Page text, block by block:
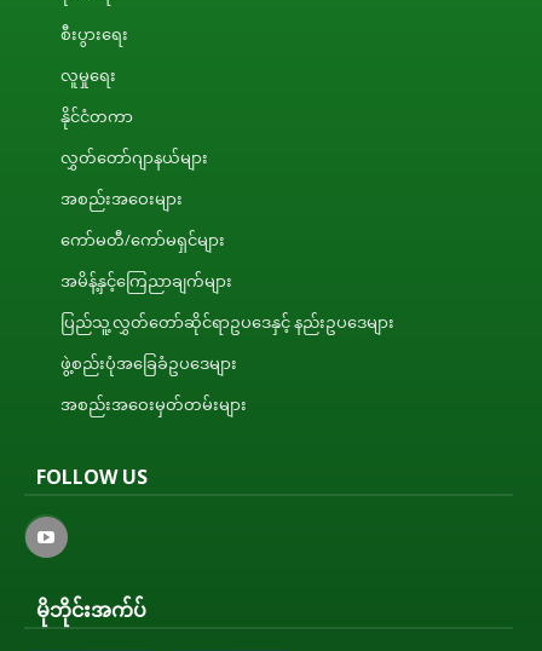
စီးပွားရေး
လူမှုရေး
နိုင်ငံတကာ
လွှတ်တော်ဂျာနယ်များ
အစည်းအဝေးများ
ကော်မတီ/ကော်မရှင်များ
အမိန့်နှင့်ကြေညာချက်များ
ပြည်သူ့လွှတ်တော်ဆိုင်ရာဥပဒေနှင့် နည်းဥပဒေများ
ဖွဲ့စည်းပုံအခြေခံဥပဒေများ
အစည်းအဝေးမှတ်တမ်းများ
FOLLOW US
မိုဘိုင်းအက်ပ်